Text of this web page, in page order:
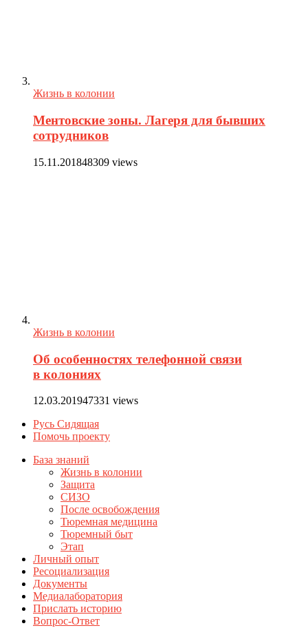
Жизнь в колонии
Ментовские зоны. Лагеря для бывших
сотрудников
15.11.201848309 views
Жизнь в колонии
Об особенностях телефонной связи
в колониях
12.03.201947331 views
Русь Сидящая
Помочь проекту
База знаний
Жизнь в колонии
Защита
СИЗО
После освобождения
Тюремная медицина
Тюремный быт
Этап
Личный опыт
Ресоциализация
Документы
Медиалаборатория
Прислать историю
Вопрос-Ответ